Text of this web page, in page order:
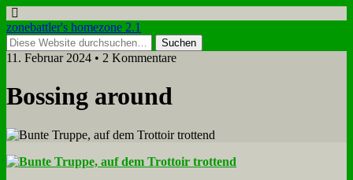
zonebattler's homezone 2.1
11. Februar 2024 • 2 Kommentare
Bos­sing around